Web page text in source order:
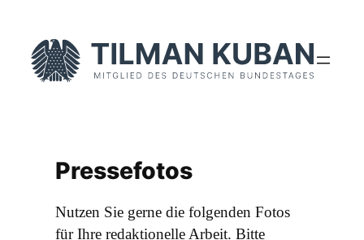
Inhalt
springen
Pressefotos
Nutzen Sie gerne die folgenden Fotos
für Ihre redaktionelle Arbeit. Bitte